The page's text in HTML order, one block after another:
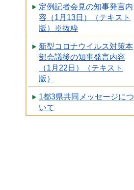
定例記者会見の知事発言内
容（1月13日）（テキスト
版）※抜粋
新型コロナウイルス対策本
部会議後の知事発言内容
（1月22日）（テキスト
版）
1都3県共同メッセージにつ
いて